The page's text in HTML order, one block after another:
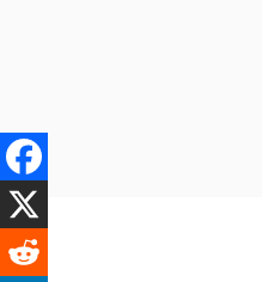
へ
ス
キ
プ